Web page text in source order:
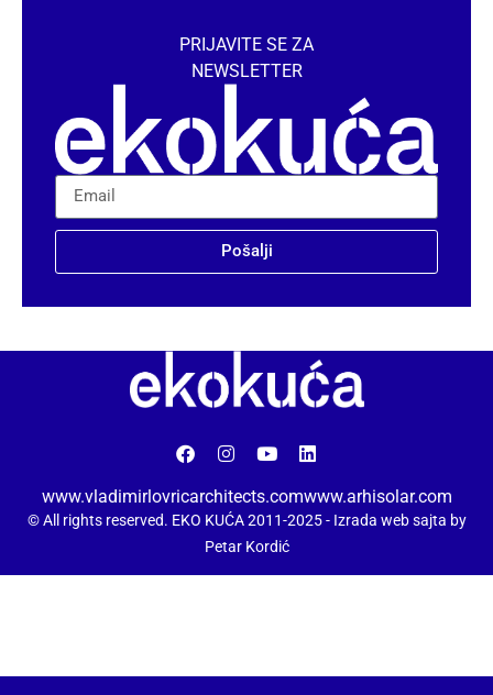
PRIJAVITE SE ZA
NEWSLETTER
Pošalji
www.vladimirlovricarchitects.comwww.arhisolar.com
© All rights reserved. EKO KUĆA 2011-2025 - Izrada web sajta by
Petar Kordić